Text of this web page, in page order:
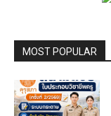
MOST POPULAR